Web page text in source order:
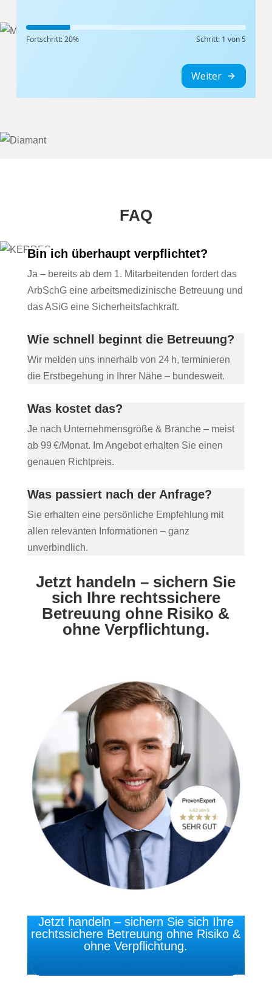
FAQ
Bin ich überhaupt verpflichtet?
Ja – bereits ab dem 1. Mitarbeitenden fordert das
ArbSchG eine arbeitsmedizinische Betreuung und
das ASiG eine Sicherheitsfachkraft.
Wie schnell beginnt die Betreuung?
Wir melden uns innerhalb von 24 h, terminieren
die Erstbegehung in Ihrer Nähe – bundesweit.
Was kostet das?
Je nach Unternehmensgröße & Branche – meist
ab 99 €/Monat. Im Angebot erhalten Sie einen
genauen Richtpreis.
Was passiert nach der Anfrage?
Sie erhalten eine persönliche Empfehlung mit
allen relevanten Informationen – ganz
unverbindlich.
Jetzt handeln – sichern Sie
sich Ihre rechtssichere
Betreuung ohne Risiko &
ohne Verpflichtung.
Jetzt handeln – sichern Sie sich Ihre
rechtssichere Betreuung ohne Risiko &
ohne Verpflichtung.